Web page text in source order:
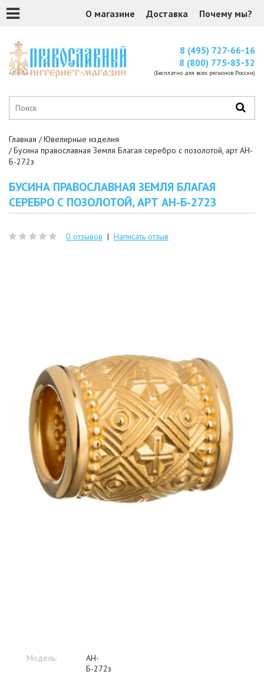
О магазине Доставка Почему мы?
8 (495) 727-66-16
8 (800) 775-83-32
(Бесплатно для всех регионов России)
Главная
Ювелирные изделия
Бусина православная Земля Благая серебро с позолотой, арт АН-
Б-272з
БУСИНА ПРАВОСЛАВНАЯ ЗЕМЛЯ БЛАГАЯ
СЕРЕБРО С ПОЗОЛОТОЙ, АРТ АН-Б-272З
0 отзывов | Написать отзыв
Модель:
АН-
Б-272з